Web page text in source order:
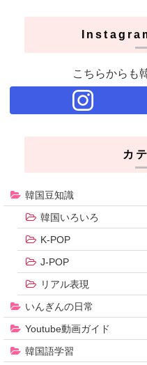
こちらからも
カ
韓国豆知識
韓国いろいろ
K-POP
J-POP
リアル表現
いんぎんの日常
Youtube動画ガイド
韓国語学習